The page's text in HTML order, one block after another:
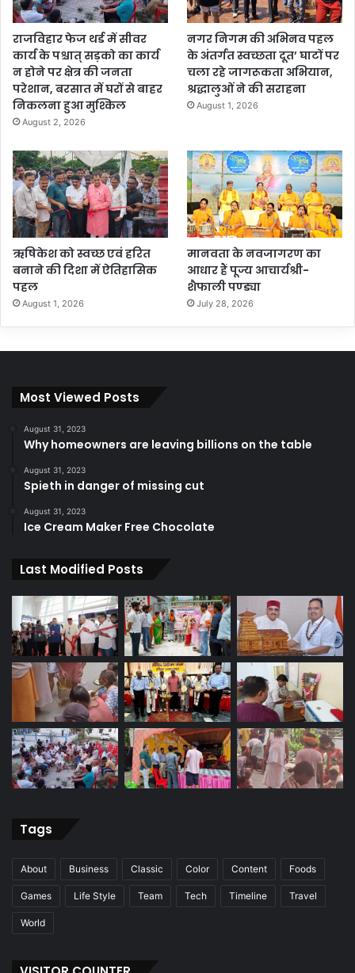
राजविहार फेज थर्ड में सीवर
कार्य के पश्चात् सड़को का कार्य
न होने पर क्षेत्र की जनता
परेशान, बरसात में घरों से बाहर
निकलना हुआ मुश्किल
August 2, 2026
नगर निगम की अभिनव पहल
के अंतर्गत स्वच्छता दूत’ घाटों पर
चला रहे जागरूकता अभियान,
श्रद्धालुओं ने की सराहना
August 1, 2026
ऋषिकेश को स्वच्छ एवं हरित
बनाने की दिशा में ऐतिहासिक
पहल
August 1, 2026
मानवता के नवजागरण का
आधार हैं पूज्य आचार्यश्री-
शैफाली पण्ड्या
July 28, 2026
Most Viewed Posts
August 31, 2023
Why homeowners are leaving billions on the table
August 31, 2023
Spieth in danger of missing cut
August 31, 2023
Ice Cream Maker Free Chocolate
Last Modified Posts
Tags
About Business Classic Color Content Foods
Games Life Style Team Tech Timeline Travel
World